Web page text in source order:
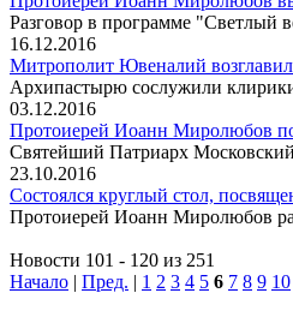
Разговор в программе "Светлый
16.12.2016
Митрополит Ювеналий
Архипастырю сослужили
03.12.2016
Протоиерей Иоанн Миролюбов
Святейший Патриарх
23.10.2016
Состоялся круглый стол,
Протоиерей Иоанн Миролюбов
Новости 101 - 120 из 251
Начало | Пред. | 1 2 3 4 5 6 7 8 9 10